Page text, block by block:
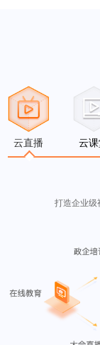
云直播 云
打造企业级